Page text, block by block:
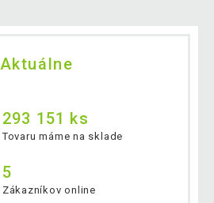
Aktuálne
293 151 ks
Tovaru máme na sklade
5
Zákazníkov online